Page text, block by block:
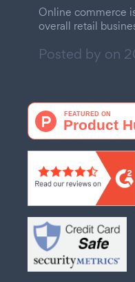
Online commerce
overall retail
Posted by on